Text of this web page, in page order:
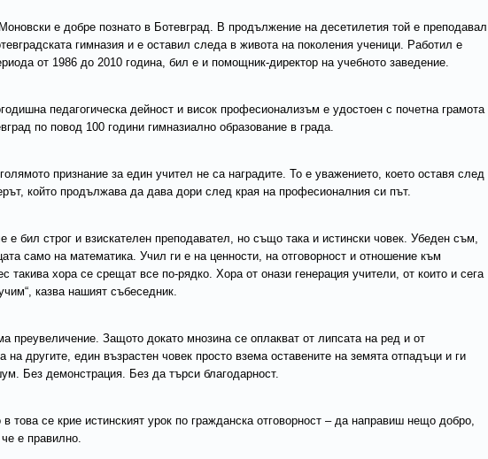
е добре познато в Ботевград. В продължение на десетилетия той е преподавал
гимназия и е оставил следа в живота на поколения ученици. Работил е
от 1986 до 2010 година, бил е и помощник-директор на учебното заведение.
педагогическа дейност и висок професионализъм е удостоен с почетна грамота
по повод 100 години гимназиално образование в града.
признание за един учител не са наградите. То е уважението, което оставя след
който продължава да дава дори след края на професионалния си път.
е бил строг и взискателен преподавател, но също така и истински човек. Убеден съм,
само на математика. Учил ги е на ценности, на отговорност и отношение към
такива хора се срещат все по-рядко. Хора от онази генерация учители, от които и сега
казва нашият събеседник.
преувеличение. Защото докато мнозина се оплакват от липсата на ред и от
на другите, един възрастен човек просто взема оставените на земята отпадъци и ги
Без демонстрация. Без да търси благодарност.
това се крие истинският урок по гражданска отговорност – да направиш нещо добро,
е правилно.